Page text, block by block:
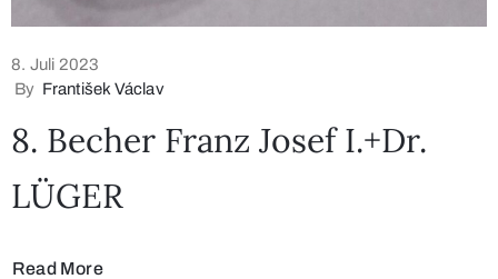
8. Juli 2023
By František Václav
8. Becher Franz Josef I.+Dr.
LÜGER
Read More